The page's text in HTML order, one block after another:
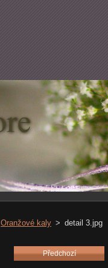
Oranžové kaly > detail 3.jpg
Předchozí